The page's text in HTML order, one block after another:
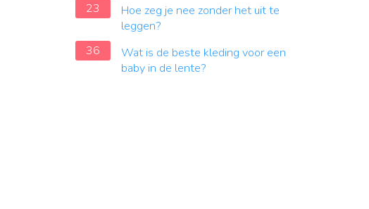
23
Hoe zeg je nee zonder het uit te
leggen?
36
Wat is de beste kleding voor een
baby in de lente?